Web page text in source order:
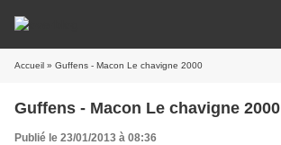
Accueil » Guffens - Macon Le chavigne 2000
Guffens - Macon Le chavigne 2000
Publié le 23/01/2013 à 08:36